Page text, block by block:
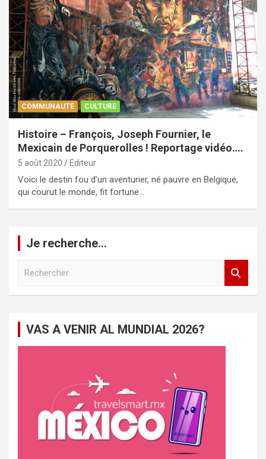
COMMUNAUTÉ CULTURE
Histoire – François, Joseph Fournier, le
Mexicain de Porquerolles ! Reportage vidéo….
5 août 2020 Editeur
Voici le destin fou d’un aventurier, né pauvre en Belgique,
qui courut le monde, fit fortune…
Je recherche…
c
VAS A VENIR AL MUNDIAL 2026?